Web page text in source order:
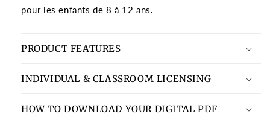
pour les enfants de 8 à 12 ans.
PRODUCT FEATURES
INDIVIDUAL & CLASSROOM LICENSING
HOW TO DOWNLOAD YOUR DIGITAL PDF